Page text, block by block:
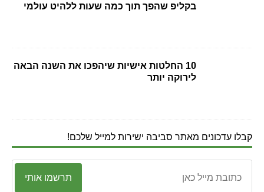
בקליפ שהפך תוך כמה שעות ללהיט עולמי
10 החלטות אישיות שיהפכו את השנה הבאה
לירוקה יותר
קבלו עדכונים מאתר סביבה ישירות למייל שלכם!
תרשמו אותי